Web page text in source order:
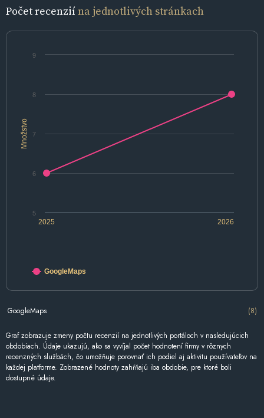
Počet recenziína jednotlivých stránkach
Množstvo
2025 2026
6
7
8
5
9
GoogleMaps
GoogleMaps (8)
Graf zobrazuje zmeny počtu recenzií na jednotlivých portáloch v nasledujúcich
obdobiach. Údaje ukazujú, ako sa vyvíjal počet hodnotení firmy v rôznych
recenzných službách, čo umožňuje porovnať ich podiel aj aktivitu používateľov na
každej platforme. Zobrazené hodnoty zahŕňajú iba obdobie, pre ktoré boli
dostupné údaje.